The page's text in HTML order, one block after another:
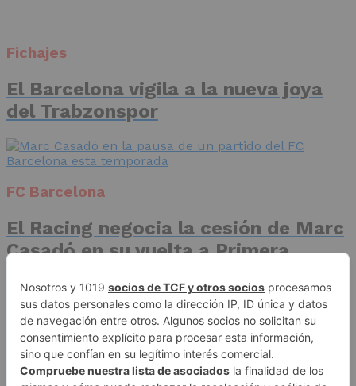
Fichajes
El Barcelona vigila a la nueva joya
del Trabzonspor
FC Barcelona
El Racing negocia la cesión de Marc
Casadó en su vuelta a Primera
Advertisement
Publicidad
Aviso legal
Política de privacidad
Autores